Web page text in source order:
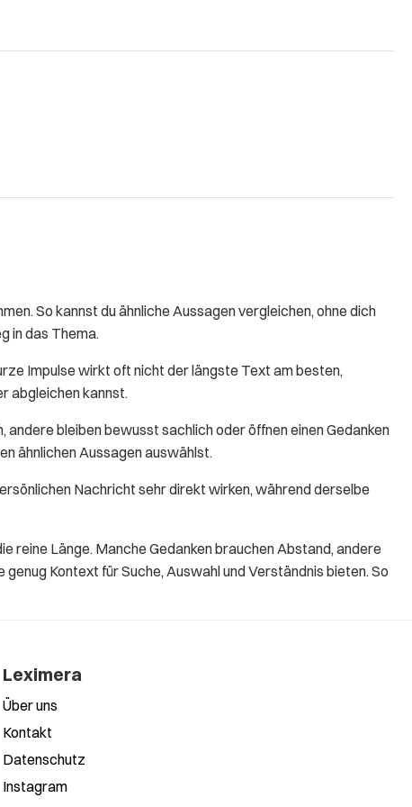
So kannst du ähnliche Aussagen vergleichen, ohne dich
in das Thema.
Impulse wirkt oft nicht der längste Text am besten,
abgleichen kannst.
bleiben bewusst sachlich oder öffnen einen Gedanken
ähnlichen Aussagen auswählst.
Nachricht sehr direkt wirken, während derselbe
reine Länge. Manche Gedanken brauchen Abstand, andere
Kontext für Suche, Auswahl und Verständnis bieten. So
Leximera
Über uns
Kontakt
Datenschutz
Instagram